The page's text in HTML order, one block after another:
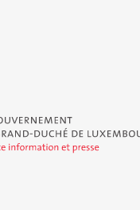
du Grand-Duché de